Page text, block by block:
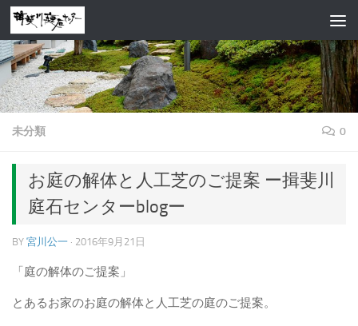
コンテンツへスキップ
未分類 0
お庭の解体と人工芝のご提案 ー揖斐川
庭石センターblogー
BY 宮川公一 · 2016年9月21日
「庭の解体のご提案」
とあるお家のお庭の解体と人工芝の庭のご提案。